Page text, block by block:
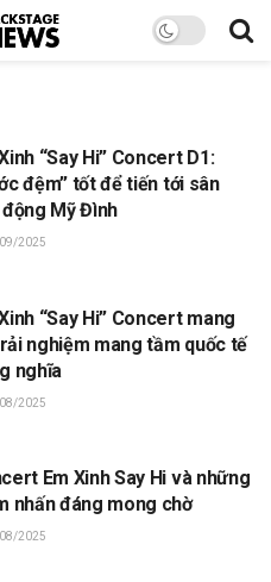
“Say Hi” Concert D1:
đệm” tốt để tiến tới sân
Mỹ Đình
2025
“Say Hi” Concert mang
nghiệm mang tầm quốc tế
nghĩa
2025
Em Xinh Say Hi và những
nhấn đáng mong chờ
2025